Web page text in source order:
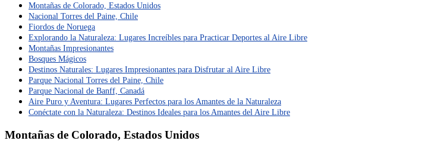
Montañas de Colorado, Estados Unidos
Nacional Torres del Paine, Chile
Fiordos de Noruega
Explorando la Naturaleza: Lugares Increíbles para Practicar Deportes al Aire Libre
Montañas Impresionantes
Bosques Mágicos
Destinos Naturales: Lugares Impresionantes para Disfrutar al Aire Libre
Parque Nacional Torres del Paine, Chile
Parque Nacional de Banff, Canadá
Aire Puro y Aventura: Lugares Perfectos para los Amantes de la Naturaleza
Conéctate con la Naturaleza: Destinos Ideales para los Amantes del Aire Libre
Montañas de Colorado, Estados Unidos